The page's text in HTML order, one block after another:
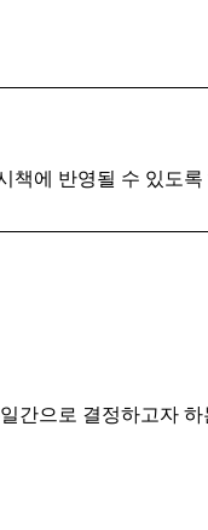
책에 반영될 수 있도
간으로 결정하고자 하